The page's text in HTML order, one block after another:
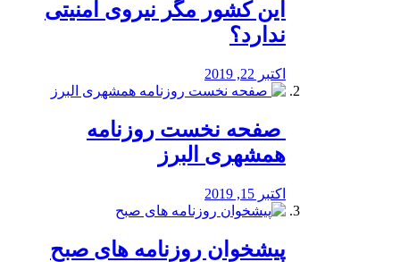
این کشور مگر نیروی امنیتی
ندارد؟
اکتبر 22, 2019
️ صفحه نخست روزنامه‌
همشهری البرز
اکتبر 15, 2019
پیشخوان روزنامه های صبح